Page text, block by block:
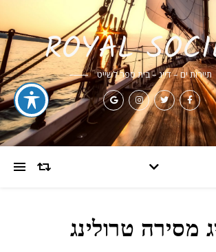
ROYALתיירות ים – דייג – בית ספר לשייט
מסירה טרולינג